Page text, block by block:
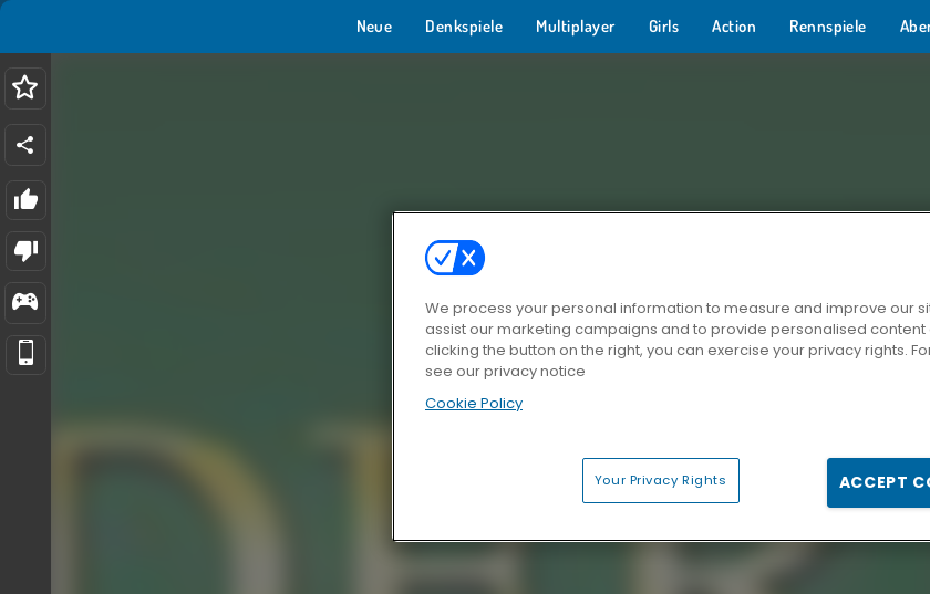
Neue Denkspiele Multiplayer Girls Action Rennspiele
We process your personal information to measure and improve our
assist our marketing campaigns and to provide personalised content
clicking the button on the right, you can exercise your privacy rights.
see our privacy notice
Cookie Policy
Your Privacy Rights ACCEPT